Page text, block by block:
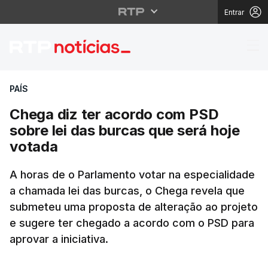
Entrar
Chega diz ter acordo
PAÍS
Chega diz ter acordo com PSD
sobre lei das burcas que será hoje
votada
A horas de o Parlamento votar na especialidade
a chamada lei das burcas, o Chega revela que
submeteu uma proposta de alteração ao projeto
e sugere ter chegado a acordo com o PSD para
aprovar a iniciativa.